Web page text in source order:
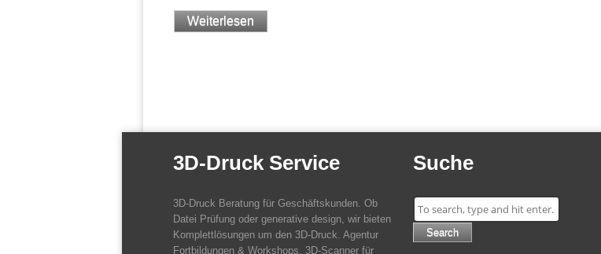
Weiterlesen
3D-Druck Service
3D-Druck Beratung für Geschäftskunden. Ob
Datei Prüfung oder generative design, wir bieten
Komplettlösungen um den 3D-Druck. Agentur
Fortbildungen & Workshops. 3D-Scanner für
Suche
Search